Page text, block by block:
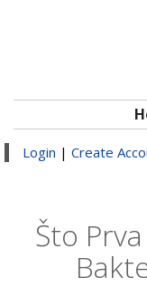
Login | Create
Što